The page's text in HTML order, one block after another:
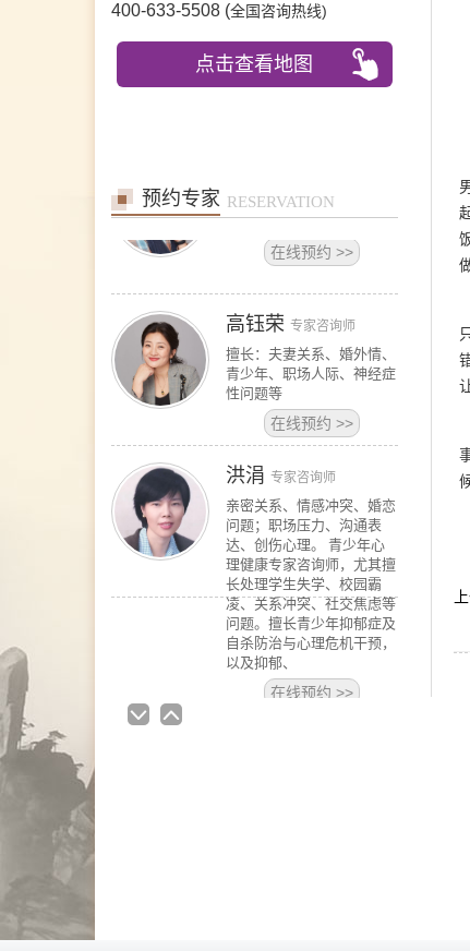
400-633-5508 (全国咨询热线)
点击查看地图
预约专家 RESERVATION
在线预约
王宾专家咨询师
擅长：恋爱婚姻、亲子、家
高钰荣专家咨询师
青少年、职场人际、神经症
性问题等
洪涓专家咨询师
亲密关系、情感冲突、婚恋
问题；职场压力、沟通表
达、创伤心理。 青少年心
理健康专家咨询师，尤其擅
长处理学生失学、校园霸
凌、关系冲突、社交焦虑等
问题。擅长青少年抑郁症及
自杀防治与心理危机干预，
以及抑郁、
在线预约>>
蒋坤资深咨询师
擅长领域 婚姻情感：夫妻
沟通、婚外情、恋爱、失
恋、婚姻经营等 青少年咨
询：亲子沟通不畅、厌学、